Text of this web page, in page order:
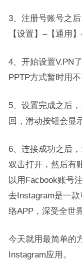
3、注册号账号之
【设置】–【通用
4、开始设置V.PN
PPTP方式暂时用不
5、设置完成之后
回，滑动按钮会显
6、连接成功之后
双击打开，然后有
以用Facbook账号
去Instagram是一
络APP，深受全世
今天就用最简单的
Instagram应用。